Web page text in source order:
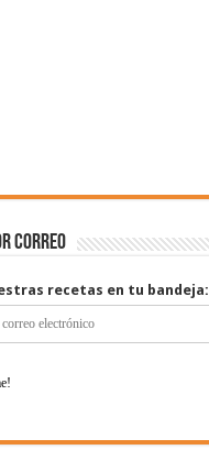
correo
recetas en tu bandeja: